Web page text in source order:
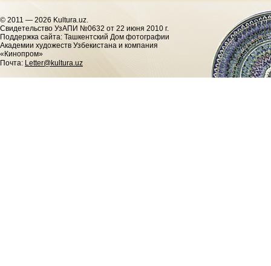
© 2011 — 2026 Kultura.uz.
Cвидетельство УзАПИ №0632 от 22 июня 2010 г.
Поддержка сайта: Ташкентский Дом фотографии
Академии художеств Узбекистана и компания
«Кинопром»
Почта: Letter@kultura.uz